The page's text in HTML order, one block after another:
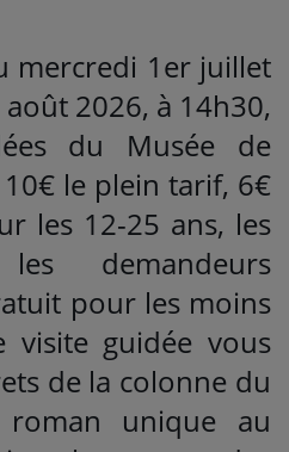
mercredi 1er juillet
2026, à 14h30,
du Musée de
le plein tarif, 6€
les 12-25 ans, les
demandeurs
pour les moins
visite guidée vous
de la colonne du
unique au